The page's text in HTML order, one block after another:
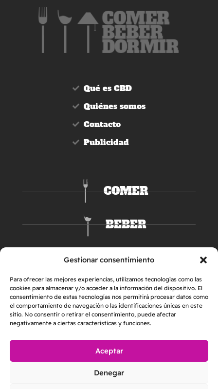
Gestionar consentimiento
Para ofrecer las mejores experiencias, utilizamos tecnologías como las
cookies para almacenar y/o acceder a la información del dispositivo. El
consentimiento de estas tecnologías nos permitirá procesar datos como
el comportamiento de navegación o las identificaciones únicas en este
sitio. No consentir o retirar el consentimiento, puede afectar
negativamente a ciertas características y funciones.
Aceptar
Denegar
Qué es CBD
Quiénes somos
Contacto
Publicidad
COMER
BEBER
DORMIR